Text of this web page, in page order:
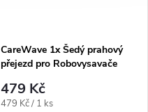
CareWave 1x Šedý prahový
přejezd pro Robovysavače
479 Kč
Měrná
479 Kč / 1 ks